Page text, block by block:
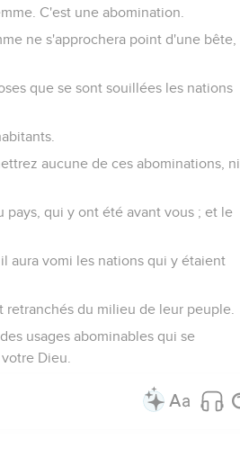
C'est une abomination.
ne s'approchera point d'une bête,
que se sont souillées les nations
aucune de ces abominations, ni
pays, qui y ont été avant vous ; et le
aura vomi les nations qui y étaient
du milieu de leur peuple.
usages abominables qui se
Dieu.